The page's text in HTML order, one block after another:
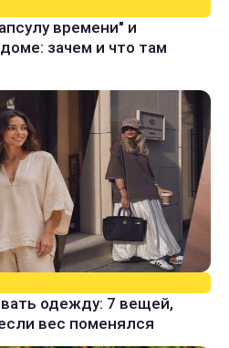
времени" и
зачем и что там
одежду: 7 вещей,
вес поменялся